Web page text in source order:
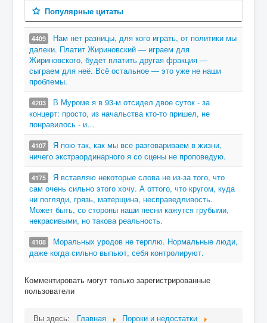
Популярные цитаты
4409
Нам нет разницы, для кого играть, от политики мы
далеки. Платит Жириновский — играем для
Жириновского, будет платить другая фракция —
сыграем для неё. Всё остальное — это уже не наши
проблемы.
4203
В Муроме я в 93-м отсидел двое суток - за
концерт: просто, из начальства кто-то пришел, не
понравилось - и…
4107
Я пою так, как мы все разговариваем в жизни,
ничего экстраординарного я со сцены не проповедую.
4175
Я вставляю некоторые слова не из-за того, что
сам очень сильно этого хочу. А оттого, что кругом, куда
ни погляди, грязь, матерщина, несправедливость.
Может быть, со стороны наши песни кажутся грубыми,
некрасивыми, но такова реальность.
4108
Моральных уродов не терплю. Нормальные люди,
даже когда сильно выпьют, себя контролируют.
Комментировать могут только зарегистрированные
пользователи
Вы здесь: Главная
Пороки и недостатки